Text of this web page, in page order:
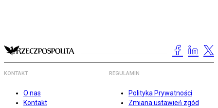
KONTAKT
O nas
Kontakt
REGULAMIN
Polityka Prywatności
Zmiana ustawień zgód